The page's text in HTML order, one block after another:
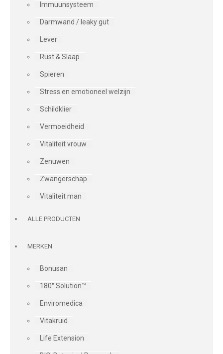
Immuunsysteem
Darmwand / leaky gut
Lever
Rust & Slaap
Spieren
Stress en emotioneel welzijn
Schildklier
Vermoeidheid
Vitaliteit vrouw
Zenuwen
Zwangerschap
Vitaliteit man
ALLE PRODUCTEN
MERKEN
Bonusan
180° Solution™
Enviromedica
Vitakruid
Life Extension